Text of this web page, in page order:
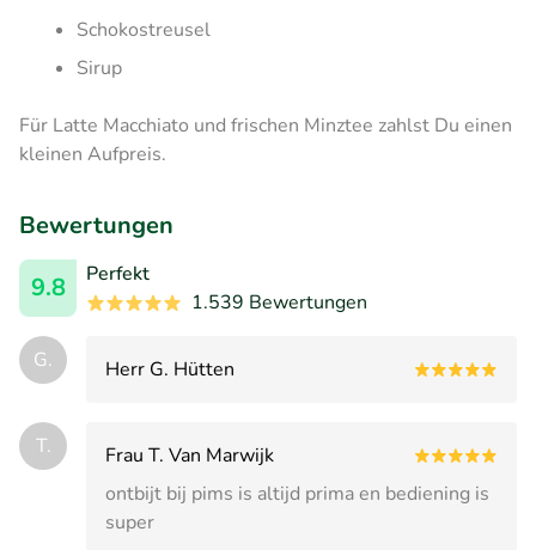
Schokostreusel
Sirup
Für Latte Macchiato und frischen Minztee zahlst Du einen
kleinen Aufpreis.
Bewertungen
9.8
Perfekt
1.539 Bewertungen
G. Herr G. Hütten
T.
Frau T. Van Marwijk
ontbijt bij pims is altijd prima en bediening is
super